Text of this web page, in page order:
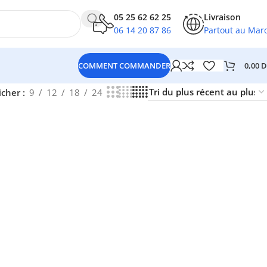
05 25 62 62 25
06 14 20 87 86
Livraison
Partout au
COMMENT COMMANDER 0,00
9 12 18 24